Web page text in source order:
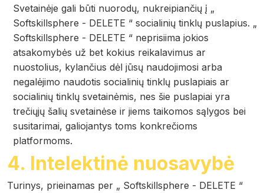
Svetainėje gali būti nuorodų, nukreipiančių į „
Softskillsphere - DELETE “ socialinių tinklų puslapius. „
Softskillsphere - DELETE “ neprisiima jokios
atsakomybės už bet kokius reikalavimus ar
nuostolius, kylančius dėl jūsų naudojimosi arba
negalėjimo naudotis socialinių tinklų puslapiais ar
socialinių tinklų svetainėmis, nes šie puslapiai yra
trečiųjų šalių svetainėse ir jiems taikomos sąlygos bei
susitarimai, galiojantys toms konkrečioms
platformoms.
4. Intelektinė nuosavybė
Turinys, prieinamas per „ Softskillsphere - DELETE “